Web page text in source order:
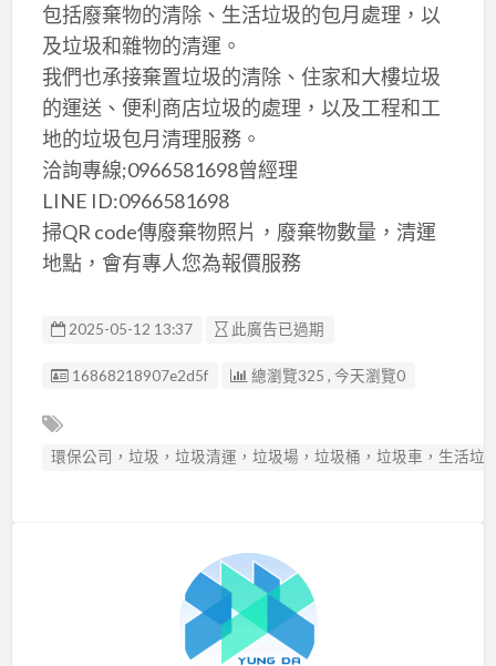
包括廢棄物的清除、生活垃圾的包月處理，以
及垃圾和雜物的清運。
我們也承接棄置垃圾的清除、住家和大樓垃圾
的運送、便利商店垃圾的處理，以及工程和工
地的垃圾包月清理服務。
洽詢專線;0966581698曾經理
LINE ID:0966581698
掃QR code傳廢棄物照片，廢棄物數量，清運
地點，會有專人您為報價服務
2025-05-12 13:37 此廣告已過期
廣告编號
16868218907e2d5f 總瀏覽325 , 今天瀏覽0
環保公司，垃圾，垃圾清運，垃圾場，垃圾桶，垃圾車，生活